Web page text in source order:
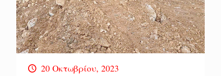
20 Οκτωβρίου, 2023